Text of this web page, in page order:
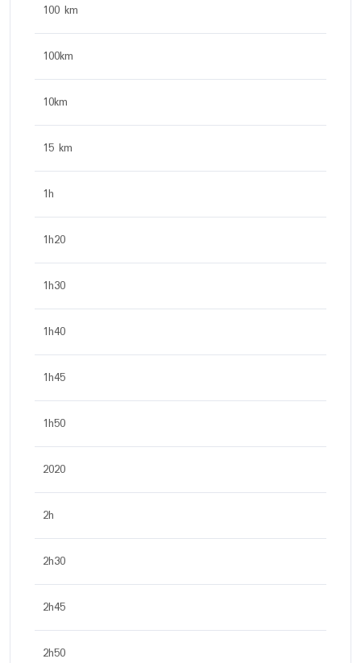
100 km
100km
10km
15 km
1h
1h20
1h30
1h40
1h45
1h50
2020
2h
2h30
2h45
2h50